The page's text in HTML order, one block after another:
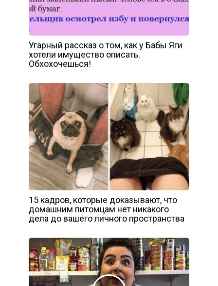
Угарный рассказ о том, как у Бабы Яги
хотели имущество описать.
Обхохочешься!
15 кадров, которые доказывают, что
домашним питомцам нет никакого
дела до вашего личного пространства